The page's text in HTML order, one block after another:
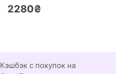
2280₴
Кэшбэк с покупок на